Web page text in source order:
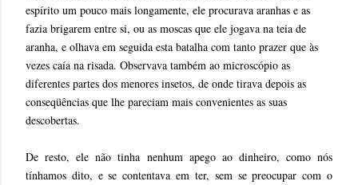
espírito um pouco mais longamente, ele procurava aranhas e as
fazia brigarem entre si, ou as moscas que ele jogava na teia de
aranha, e olhava em seguida esta batalha com tanto prazer que às
vezes caía na risada. Observava também ao microscópio as
diferentes partes dos menores insetos, de onde tirava depois as
conseqüências que lhe pareciam mais convenientes as suas
descobertas.
De resto, ele não tinha nenhum apego ao dinheiro, como nós
tínhamos dito, e se contentava em ter, sem se preocupar com o